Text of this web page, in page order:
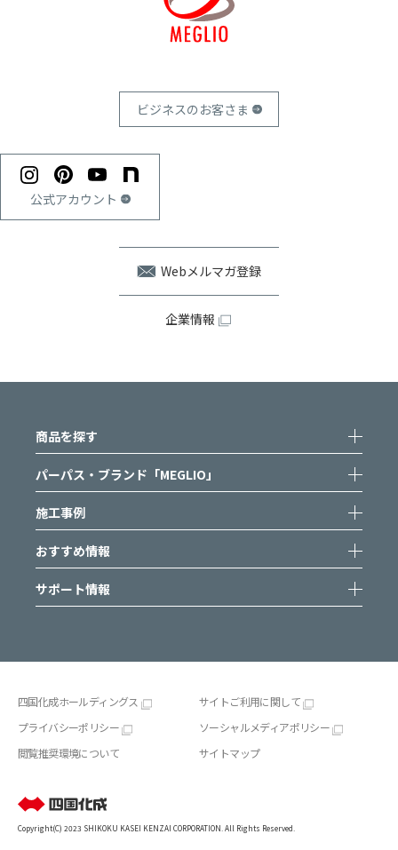
ビジネスのお客さま
公式アカウント
Webメルマガ登録
企業情報
商品を探す
パーパス・ブランド「MEGLIO」
施工事例
おすすめ情報
サポート情報
四国化成ホールディングス
サイトご利用に関して
プライバシーポリシー
ソーシャルメディアポリシー
閲覧推奨環境について
サイトマップ
Copyright(C) 2023 SHIKOKU KASEI KENZAI CORPORATION. All Rights Reserved.